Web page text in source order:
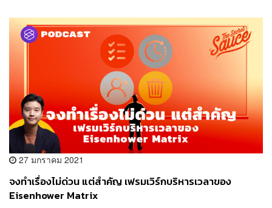
27 มกราคม 2021
จงทำเรื่องไม่ด่วน แต่สำคัญ เฟรมเวิร์กบริหารเวลาของ
Eisenhower Matrix